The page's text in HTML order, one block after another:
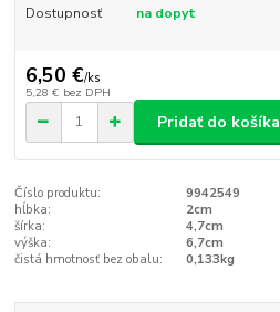
Dostupnosť na dopyt
6,50 €/ks
5,28 € bez DPH
Pridať do košíka
Číslo produktu:
9942549
hĺbka:
2cm
šírka:
4,7cm
výška:
6,7cm
čistá hmotnosť bez obalu:
0,133kg